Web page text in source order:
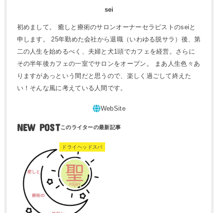
sei
初めまして。 癒しと療術のサロンオーナーセラピストのseiと
申します。 25年勤めた会社から退職（いわゆる脱サラ）後、第
二の人生を始めるべく、夫婦と犬1頭でカフェを経営。さらに
その半年後カフェの一室でサロンをオープン。 まあ人生色々あ
りますがあっという間だと思うので、楽しく過ごして終えた
い！そんな風に考えている人間です。
NEW POST
ドライヘッドスパ